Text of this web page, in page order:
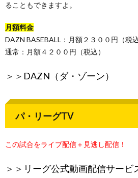
ることもできますよ。
月額料金
DAZN BASEBALL：月額２３００円（税込
通常：月額４２００円（税込）
＞＞ DAZN（ダ・ゾーン）
パ・リーグTV
この試合をライブ配信＋見逃し配信！
＞＞ リーグ公式動画配信サービ